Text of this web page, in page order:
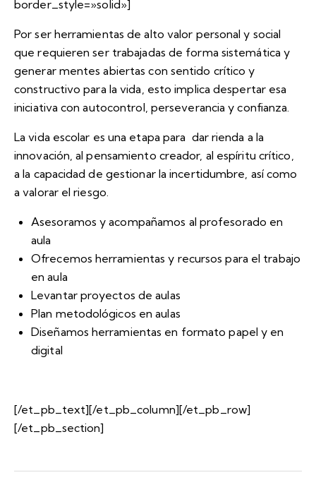
border_style=»solid»]
Por ser herramientas de alto valor personal y social
que requieren ser trabajadas de forma sistemática y
generar mentes abiertas con sentido crítico y
constructivo para la vida, esto implica despertar esa
iniciativa con autocontrol, perseverancia y confianza.
La vida escolar es una etapa para dar rienda a la
innovación, al pensamiento creador, al espíritu crítico,
a la capacidad de gestionar la incertidumbre, así como
a valorar el riesgo.
Asesoramos y acompañamos al profesorado en
aula
Ofrecemos herramientas y recursos para el trabajo
en aula
Levantar proyectos de aulas
Plan metodológicos en aulas
Diseñamos herramientas en formato papel y en
digital
[/et_pb_text][/et_pb_column][/et_pb_row]
[/et_pb_section]